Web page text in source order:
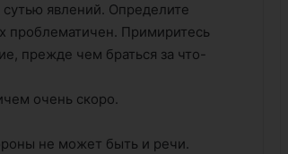
явлений. Определите
проблематичен. Примиритесь
прежде чем браться за что-
очень скоро.
не может быть и речи.